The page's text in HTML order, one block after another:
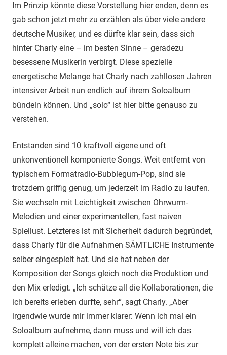
Im Prinzip könnte diese Vorstellung hier enden, denn es
gab schon jetzt mehr zu erzählen als über viele andere
deutsche Musiker, und es dürfte klar sein, dass sich
hinter Charly eine – im besten Sinne – geradezu
besessene Musikerin verbirgt. Diese spezielle
energetische Melange hat Charly nach zahllosen Jahren
intensiver Arbeit nun endlich auf ihrem Soloalbum
bündeln können. Und „solo“ ist hier bitte genauso zu
verstehen.
Entstanden sind 10 kraftvoll eigene und oft
unkonventionell komponierte Songs. Weit entfernt von
typischem Formatradio-Bubblegum-Pop, sind sie
trotzdem griffig genug, um jederzeit im Radio zu laufen.
Sie wechseln mit Leichtigkeit zwischen Ohrwurm-
Melodien und einer experimentellen, fast naiven
Spiellust. Letzteres ist mit Sicherheit dadurch begründet,
dass Charly für die Aufnahmen SÄMTLICHE Instrumente
selber eingespielt hat. Und sie hat neben der
Komposition der Songs gleich noch die Produktion und
den Mix erledigt. „Ich schätze all die Kollaborationen, die
ich bereits erleben durfte, sehr“, sagt Charly. „Aber
irgendwie wurde mir immer klarer: Wenn ich mal ein
Soloalbum aufnehme, dann muss und will ich das
komplett alleine machen, von der ersten Note bis zur